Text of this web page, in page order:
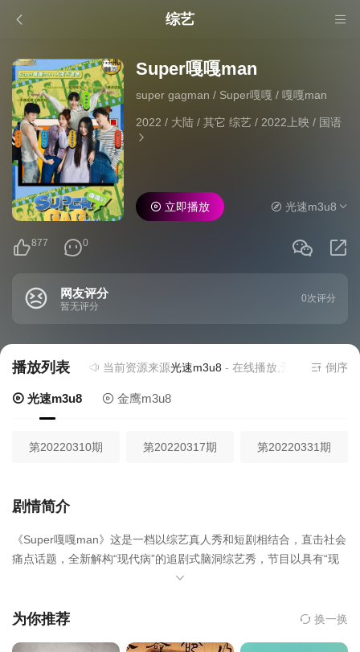
综艺
Super嘎嘎man
super gagman / Super嘎嘎 / 嘎嘎man
2022 / 大陆 / 其它 综艺/ 2022上映 / 国语
877 0
立即播放 光速m3u8
网友评分
暂无评分
0次评分
播放列表 当前资源来源光速m3u8- 在线播放,无需安装播放器
倒序
光速m3u8 金鹰m3u8
第20220310期 第20220317期 第20220331期
剧情简介
《Super嘎嘎man》这是一档以综艺真人秀和短剧相结合，直击社会
痛点话题，全新解构“现代病”的追剧式脑洞综艺秀，节目以具有“现
代病”代表特征的嘎嘎man5人，化身时下热点话题中的问题人群，
点，完成自我治愈和大众的共鸣。
为你推荐 换一换